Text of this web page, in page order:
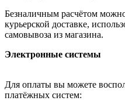
Безналичным расчётом
курьерской доставке,
самовывоза из магазина.
Электронные системы
Для оплаты вы можете
платёжных систем: